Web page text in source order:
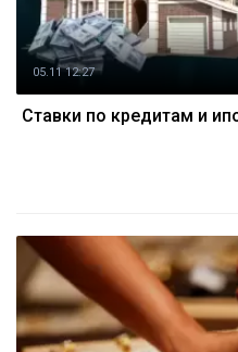
05.11 12:27
Ставки по кредитам и